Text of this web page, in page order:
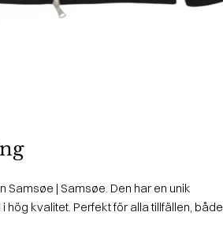
Samsøe | Samsøe. Den har en unik
kvalitet. Perfekt för alla tillfällen, både